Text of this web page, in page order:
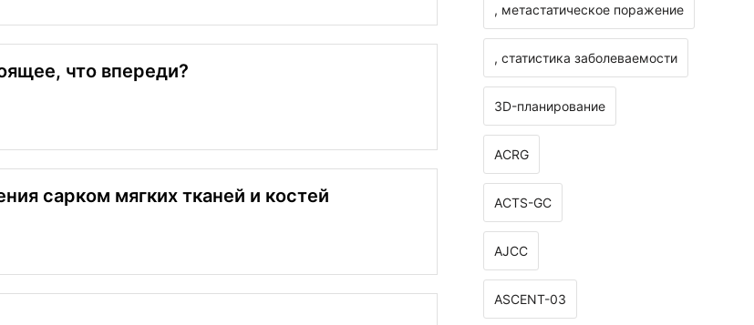
, метастатическое поражение
, статистика заболеваемости
3D-планирование
ACRG
ACTS-GC
AJCC
ASCENT-03
что впереди?
сарком мягких тканей и костей